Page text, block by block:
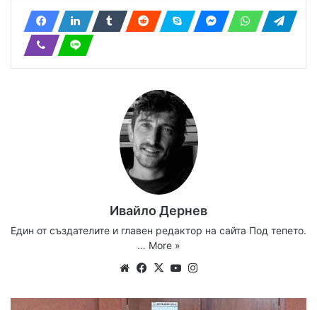
Ивайло Дернев
Един от създателите и главен редактор на сайта Под тепето.
… More »
WebsiteFacebook
X YouTube